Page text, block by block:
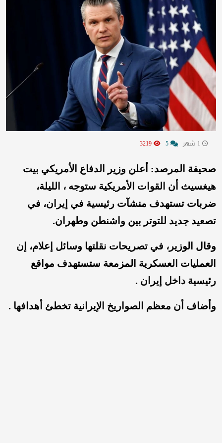
صحيفة المرصد: أعلن وزير الدفاع الأمريكي بيت
هيغسيث أن القوات الأمريكية ستوجه ، الليلة،
ضربات تستهدف منشآت رئيسية في إيران، في
تصعيد جديد للتوتر بين واشنطن وطهران.
وقال الوزير، في تصريحات نقلتها وسائل إعلام، إن
العمليات العسكرية المزمعة ستستهدف مواقع
رئيسية داخل إيران .
وأضاف أن معظم الصواريخ الإيرانية تخطئ أهدافها .